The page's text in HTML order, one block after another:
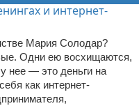
Мария Солодар?
Одни ею восхищаются,
нее — это деньги на
как интернет-